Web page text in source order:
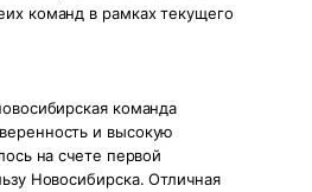
команд в рамках текущего
команда
и высокую
на счете первой
Новосибирска. Отличная